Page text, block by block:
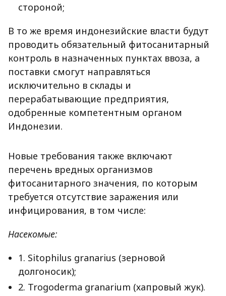
стороной;
В то же время индонезийские власти будут
проводить обязательный фитосанитарный
контроль в назначенных пунктах ввоза, а
поставки смогут направляться
исключительно в склады и
перерабатывающие предприятия,
одобренные компетентным органом
Индонезии.
Новые требования также включают
перечень вредных организмов
фитосанитарного значения, по которым
требуется отсутствие заражения или
инфицирования, в том числе:
Насекомые:
1. Sitophilus granarius (зерновой
долгоносик);
2. Trogoderma granarium (хапровый жук).